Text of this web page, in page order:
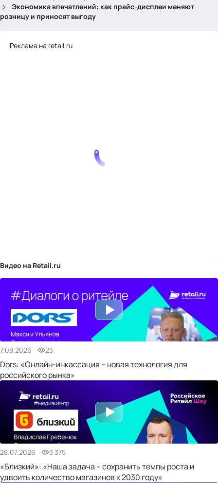
Экономика впечатлений: как прайс-дисплеи меняют
розницу и приносят выгоду
Реклама на retail.ru
Видео на Retail.ru
7.08.2026 23
Dors: «Онлайн-инкассация – новая технология для
российского рынка»
28.07.2026 3 375
«Близкий»: «Наша задача – сохранить темпы роста и
удвоить количество магазинов к 2030 году»